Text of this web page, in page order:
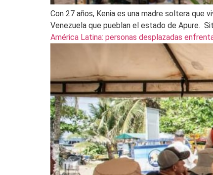
Con 27 años, Kenia es una madre soltera que
Venezuela que pueblan el estado de Apure.
América Latina: personas desplazadas